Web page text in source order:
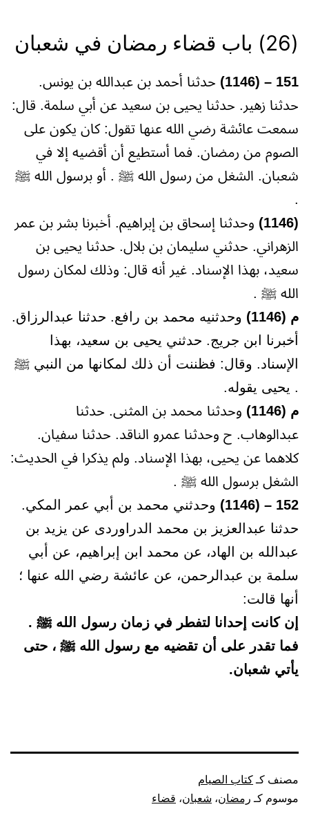
(26) باب قضاء رمضان في شعبان
151 – (1146)
حدثنا أحمد بن عبدالله بن يونس.
حدثنا زهير. حدثنا يحيى بن سعيد عن أبي سلمة. قال:
سمعت عائشة رضي الله عنها تقول: كان يكون على
الصوم من رمضان. فما أستطيع أن أقضيه إلا في
شعبان. الشغل من رسول الله ﷺ . أو برسول الله ﷺ
.
(1146)
وحدثنا إسحاق بن إبراهيم. أخبرنا بشر بن عمر
الزهراني. حدثني سليمان بن بلال. حدثنا يحيى بن
سعيد، بهذا الإسناد. غير أنه قال: وذلك لمكان رسول
الله ﷺ .
م (1146)
وحدثنيه محمد بن رافع. حدثنا عبدالرزاق.
أخبرنا ابن جريج. حدثني يحيى بن سعيد، بهذا
الإسناد. وقال: فظننت أن ذلك لمكانها من النبي ﷺ
. يحيى يقوله.
م (1146)
وحدثنا محمد بن المثنى. حدثنا
عبدالوهاب. ح وحدثنا عمرو الناقد. حدثنا سفيان.
كلاهما عن يحيى، بهذا الإسناد. ولم يذكرا في الحديث:
الشغل برسول الله ﷺ .
152 – (1146)
وحدثني محمد بن أبي عمر المكي.
حدثنا عبدالعزيز بن محمد الدراوردى عن يزيد بن
عبدالله بن الهاد، عن محمد ابن إبراهيم، عن أبي
سلمة بن عبدالرحمن، عن عائشة رضي الله عنها ؛
أنها قالت:
إن كانت إحدانا لتفطر في زمان رسول الله ﷺ .
فما تقدر على أن تقضيه مع رسول الله ﷺ ، حتى
يأتي شعبان.
مصنف كـكتاب الصيام
موسوم كـ رمضان، شعبان، قضاء